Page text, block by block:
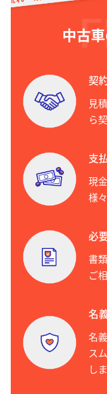
中古
契
見
ら
支
現
様
必
書
ご
名
名
ス
し